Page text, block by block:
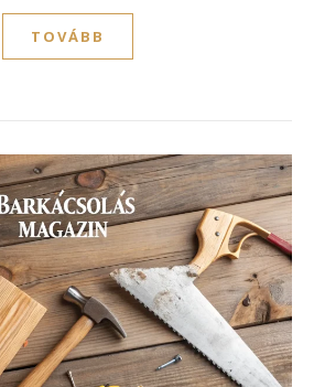
TOVÁBB